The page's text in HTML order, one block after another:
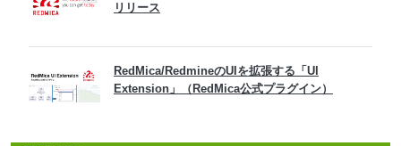
リリース
RedMica/RedmineのUIを拡張する「UI
Extension」（RedMica公式プラグイン）